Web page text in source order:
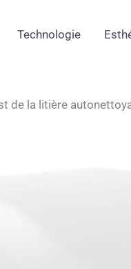
Technologie
de la litière